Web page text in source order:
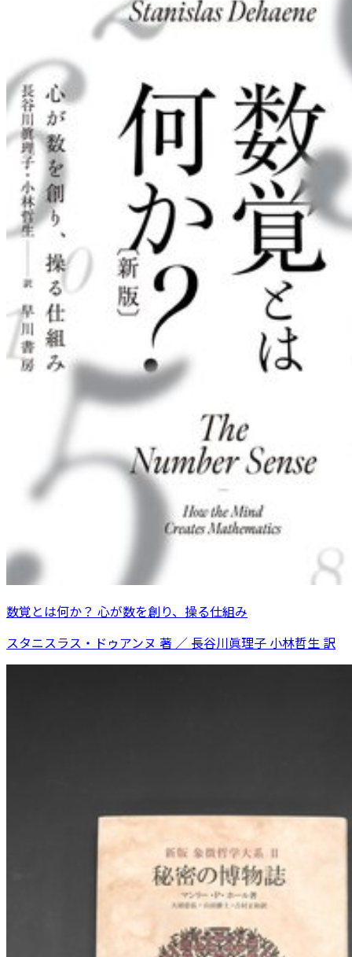
数覚とは何か？ 心が数を創り、操る仕組み
スタニスラス・ドゥアンヌ 著 ／ 長谷川眞理子 小林哲生 訳